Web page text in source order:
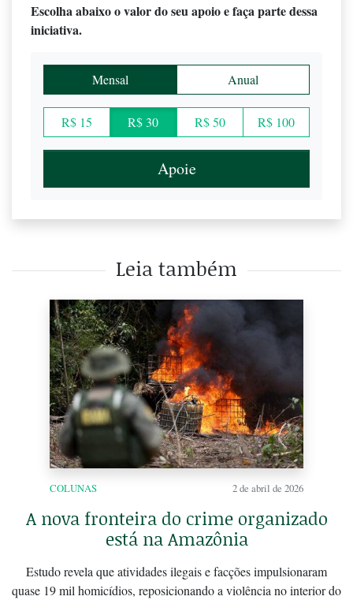
Escolha abaixo o valor do seu apoio e faça parte dessa
iniciativa.
Mensal Anual
R$ 15 R$ 30 R$ 50 R$ 100
Apoie
Leia também
COLUNAS 2 de abril de 2026
A nova fronteira do crime organizado
está na Amazônia
Estudo revela que atividades ilegais e facções impulsionaram
quase 19 mil homicídios, reposicionando a violência no interior do